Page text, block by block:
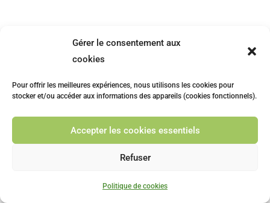
Gérer le consentement aux
cookies
Pour offrir les meilleures expériences, nous utilisons les cookies pour
stocker et/ou accéder aux informations des appareils (cookies fonctionnels).
Accepter les cookies essentiels
Refuser
Politique de cookies